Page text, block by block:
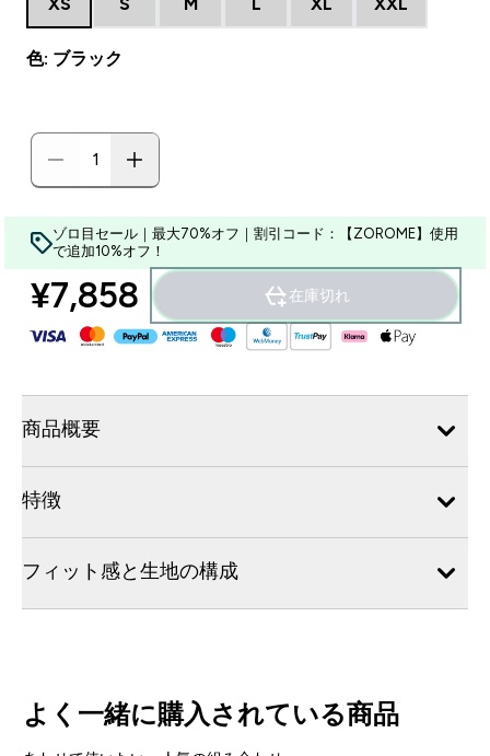
XS S M L XL XXL
色: ブラック
ゾロ目セール｜最大70%オフ｜割引コード：【ZOROME】使用
で追加10%オフ！
¥7,858‎ 在庫切れ
商品概要
特徴
フィット感と生地の構成
よく一緒に購入されている商品